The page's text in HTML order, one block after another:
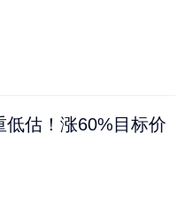
估！涨60%目标价